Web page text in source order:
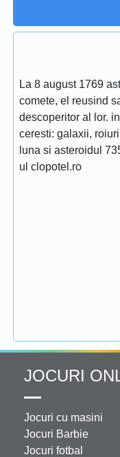
La 8 august 1769
comete, el reusind
descoperitor al lor.
ceresti: galaxii,
luna si asteroidul
ul clopotel.ro
JOCURI
Jocuri cu masini
Jocuri Barbie
Jocuri fotbal